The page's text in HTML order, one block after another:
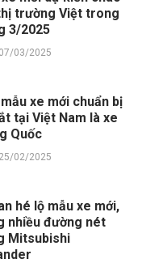
trường Việt trong
3/2025
03/2025
xe mới chuẩn bị
tại Việt Nam là xe
Quốc
02/2025
hé lộ mẫu xe mới,
nhiều đường nét
Mitsubishi